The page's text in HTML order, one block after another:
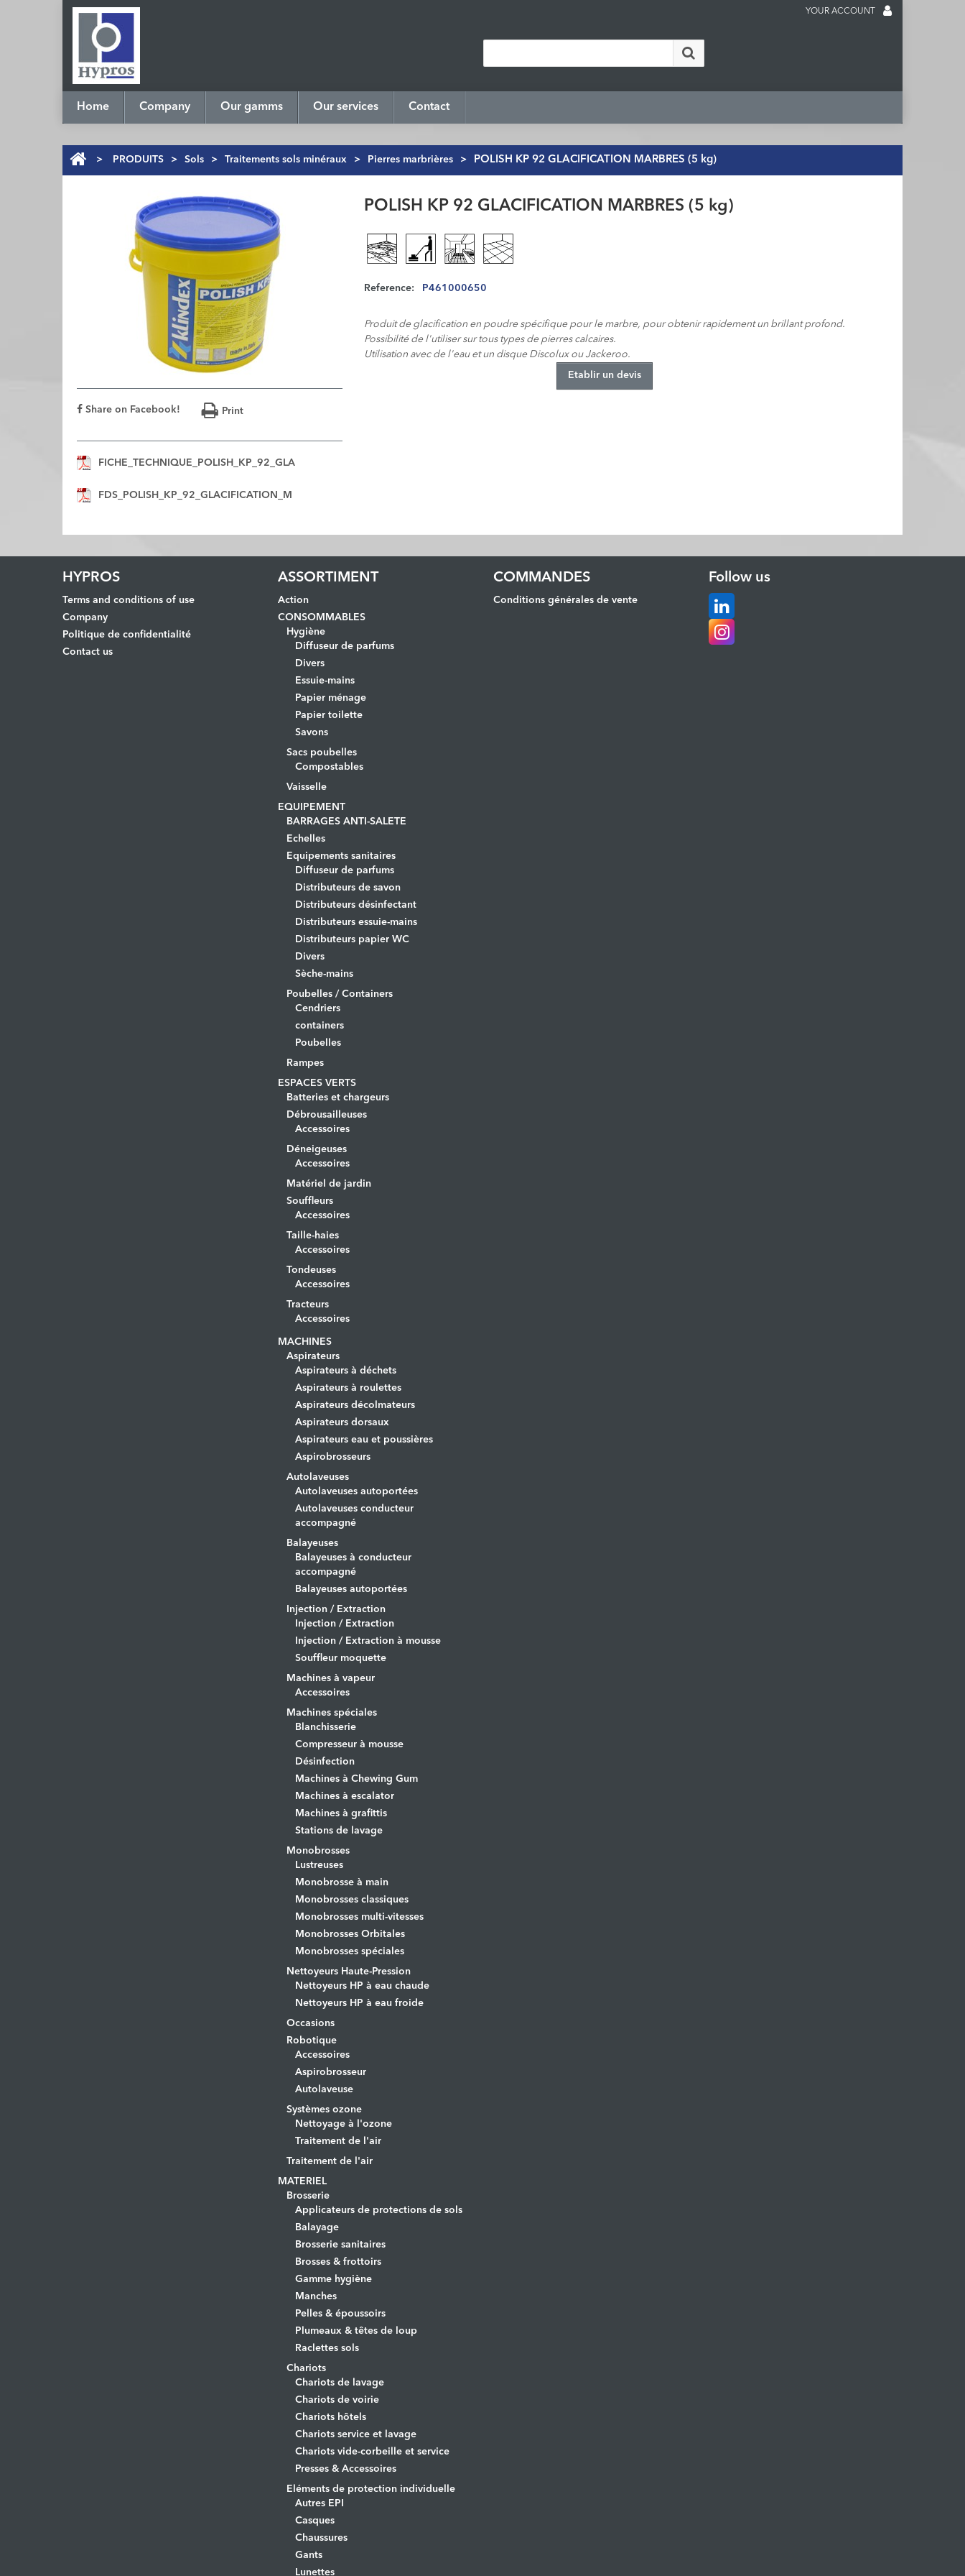
YOUR ACCOUNT
Home Company Our gamms Our services Contact
> PRODUITS > Sols > Traitements sols minéraux > Pierres marbrières > POLISH KP 92 GLACIFICATION MARBRES (5 kg)
Share on Facebook! Print
FICHE_TECHNIQUE_POLISH_KP_92_GLA
FDS_POLISH_KP_92_GLACIFICATION_M
POLISH KP 92 GLACIFICATION MARBRES (5 kg)
Reference: P461000650
Produit de glacification en poudre spécifique pour le marbre, pour obtenir rapidement un brillant profond.
Possibilité de l'utiliser sur tous types de pierres calcaires.
Utilisation avec de l'eau et un disque Discolux ou Jackeroo.
Etablir un devis
HYPROS
Terms and conditions of use
Company
Politique de confidentialité
Contact us
ASSORTIMENT
Action
CONSOMMABLES
Hygiène
Diffuseur de parfums
Divers
Essuie-mains
Papier ménage
Papier toilette
Savons
Sacs poubelles
Compostables
Vaisselle
EQUIPEMENT
BARRAGES ANTI-SALETE
Echelles
Equipements sanitaires
Diffuseur de parfums
Distributeurs de savon
Distributeurs désinfectant
Distributeurs essuie-mains
Distributeurs papier WC
Divers
Sèche-mains
Poubelles / Containers
Cendriers
containers
Poubelles
Rampes
ESPACES VERTS
Batteries et chargeurs
Débrousailleuses
Accessoires
Déneigeuses
Accessoires
Matériel de jardin
Souffleurs
Accessoires
Taille-haies
Accessoires
Tondeuses
Accessoires
Tracteurs
Accessoires
MACHINES
Aspirateurs
Aspirateurs à déchets
Aspirateurs à roulettes
Aspirateurs décolmateurs
Aspirateurs dorsaux
Aspirateurs eau et poussières
Aspirobrosseurs
Autolaveuses
Autolaveuses autoportées
Autolaveuses conducteur
accompagné
Balayeuses
Balayeuses à conducteur
accompagné
Balayeuses autoportées
Injection / Extraction
Injection / Extraction
Injection / Extraction à mousse
Souffleur moquette
Machines à vapeur
Accessoires
Machines spéciales
Blanchisserie
Compresseur à mousse
Désinfection
Machines à Chewing Gum
Machines à escalator
Machines à grafittis
Stations de lavage
Monobrosses
Lustreuses
Monobrosse à main
Monobrosses classiques
Monobrosses multi-vitesses
Monobrosses Orbitales
Monobrosses spéciales
Nettoyeurs Haute-Pression
Nettoyeurs HP à eau chaude
Nettoyeurs HP à eau froide
Occasions
Robotique
Accessoires
Aspirobrosseur
Autolaveuse
Systèmes ozone
Nettoyage à l'ozone
Traitement de l'air
Traitement de l'air
MATERIEL
Brosserie
Applicateurs de protections de sols
Balayage
Brosserie sanitaires
Brosses & frottoirs
Gamme hygiène
Manches
Pelles & époussoirs
Plumeaux & têtes de loup
Raclettes sols
Chariots
Chariots de lavage
Chariots de voirie
Chariots hôtels
Chariots service et lavage
Chariots vide-corbeille et service
Presses & Accessoires
Eléments de protection individuelle
Autres EPI
Casques
Chaussures
Gants
Lunettes
COMMANDES
Conditions générales de vente
Follow us